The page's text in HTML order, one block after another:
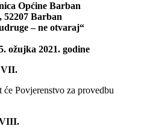
Općine Barban
52207 Barban
– ne otvaraj“
ožujka 2021. godine
VII.
Povjerenstvo za provedbu